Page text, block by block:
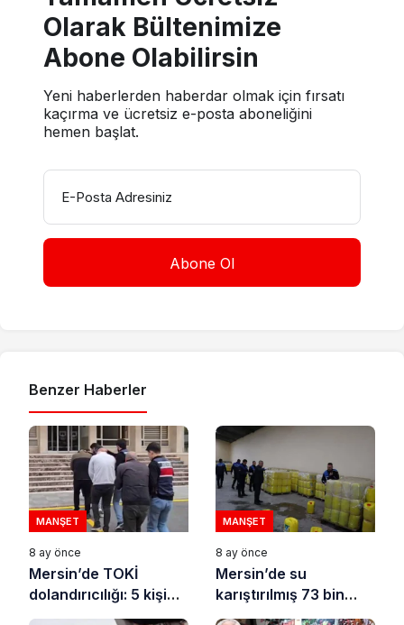
Olarak Bültenimize
Abone Olabilirsin
Yeni haberlerden haberdar olmak için fırsatı
kaçırma ve ücretsiz e-posta aboneliğini
hemen başlat.
E-Posta Adresiniz
Benzer Haberler
MANŞET
8 ay önce
Mersin’de TOKİ
dolandırıcılığı: 5 kişi
tutuklandı
MANŞET
8 ay önce
Mersin’de su
karıştırılmış 73 bin
litre sıvı yağ ele